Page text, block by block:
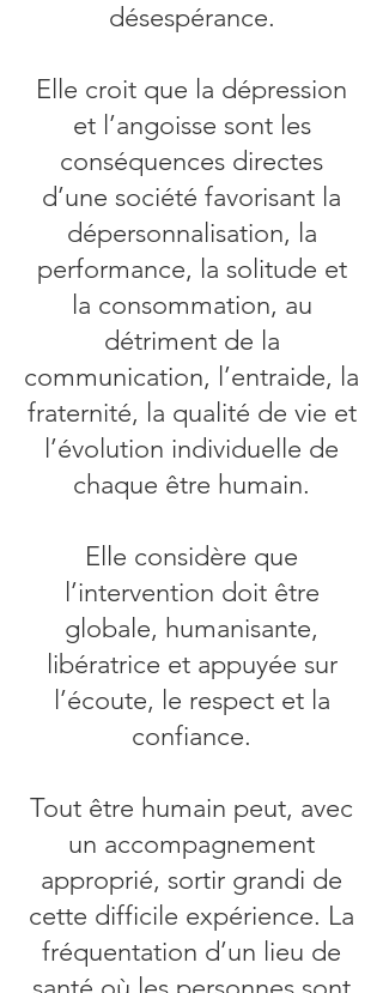
désespérance.​​
Elle croit que la dépression
et l’angoisse sont les
conséquences directes
d’une société favorisant la
dépersonnalisation, la
performance, la solitude et
la consommation, au
détriment de la
communication, l’entraide, la
fraternité, la qualité de vie et
l’évolution individuelle de
chaque être humain.
Elle considère que
l’intervention doit être
globale, humanisante,
libératrice et appuyée sur
l’écoute, le respect et la
confiance.
Tout être humain peut, avec
un accompagnement
approprié, sortir grandi de
cette difficile expérience. La
fréquentation d’un lieu de